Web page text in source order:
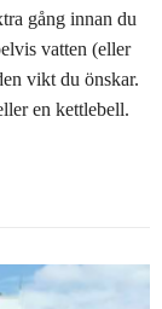
gång innan du
vatten (eller
vikt du önskar.
en kettlebell.